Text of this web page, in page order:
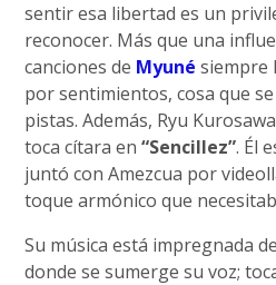
sentir esa libertad es un
reconocer. Más que una
canciones de Myuné siempre
por sentimientos, cosa que
pistas. Además, Ryu
toca cítara en“Sencillez”. Él
juntó con Amezcua por
toque armónico que
Su música está impregnada
donde se sumerge su voz;